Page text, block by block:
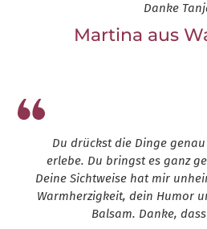
Danke
Martina aus
Du drückst die Dinge
erlebe. Du bringst es ganz
Deine Sichtweise hat mir
Warmherzigkeit, dein Humor
Balsam. Danke,